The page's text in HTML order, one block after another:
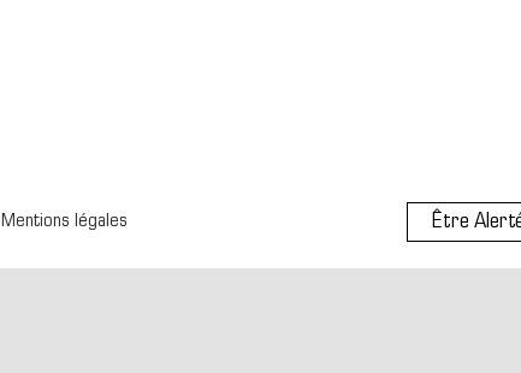
Mentions légales Être